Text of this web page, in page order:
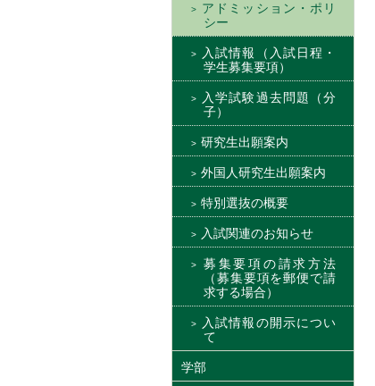
アドミッション・ポリ
シー
入試情報（入試日程・
学生募集要項）
入学試験過去問題（分
子）
研究生出願案内
外国人研究生出願案内
特別選抜の概要
入試関連のお知らせ
募集要項の請求方法
（募集要項を郵便で請
求する場合）
入試情報の開示につい
て
学部